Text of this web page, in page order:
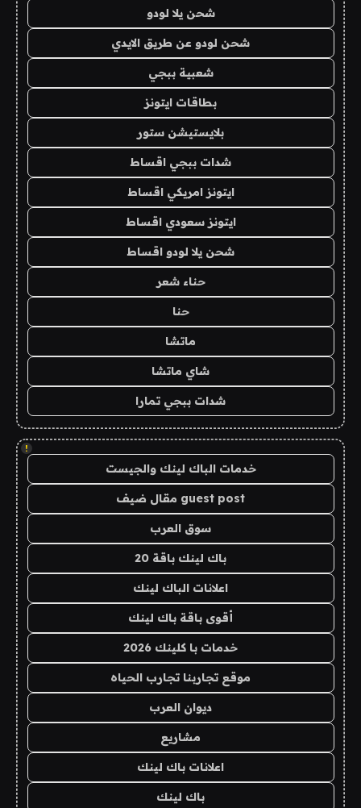
شحن يلا لودو
شحن لودو عن طريق الايدي
شعبية ببجي
بطاقات ايتونز
بلايستيشن ستور
شدات ببجي اقساط
ايتونز امريكي اقساط
ايتونز سعودي اقساط
شحن يلا لودو اقساط
حناء شعر
حنا
ماتشا
شاي ماتشا
شدات ببجي تمارا
!
خدمات الباك لينك والجيست
guest post مقال ضيف
سوق العرب
باك لينك باقة 20
اعلانات الباك لينك
أقوى باقة باك لينك
خدمات با كلينك 2026
موقع تجاربنا تجارب الحياه
ديوان العرب
مشاريع
اعلانات باك لينك
باك لينك